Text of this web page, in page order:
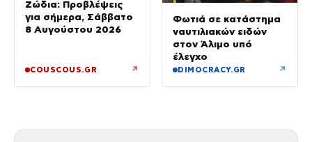
Ζώδια: Προβλέψεις
για σήμερα, Σάββατο
8 Αυγούστου 2026
COUSCOUS.GR ↗
Φωτιά σε κατάστημα
ναυτιλιακών ειδών
στον Άλιμο υπό
έλεγχο
DIMOCRACY.GR ↗